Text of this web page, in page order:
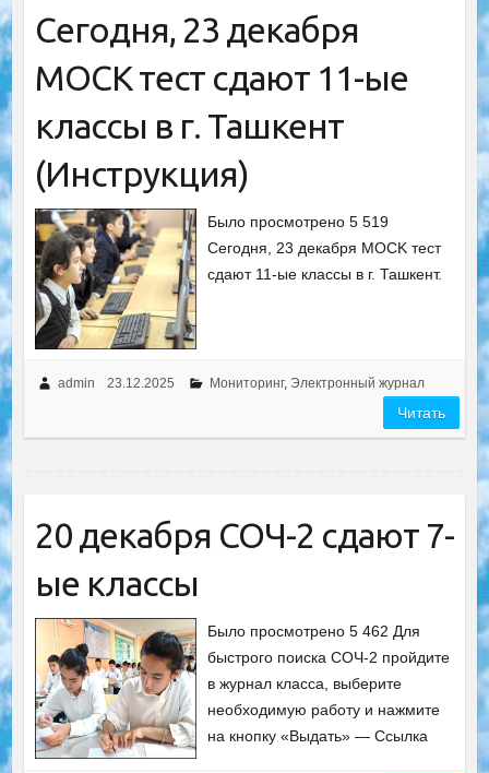
Сегодня, 23 декабря
MOCK тест сдают 11-ые
классы в г. Ташкент
(Инструкция)
Было просмотрено 5 519
Сегодня, 23 декабря MOCK тест
сдают 11-ые классы в г. Ташкент.
admin 23.12.2025 Мониторинг, Электронный журнал
Читать
20 декабря СОЧ-2 сдают 7-
ые классы
Было просмотрено 5 462 Для
быстрого поиска СОЧ-2 пройдите
в журнал класса, выберите
необходимую работу и нажмите
на кнопку «Выдать» — Ссылка